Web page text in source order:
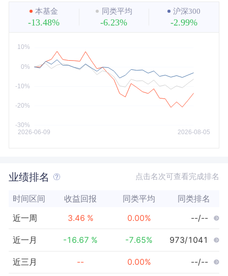
近3年
近5年
本基金
-13.48%
同类平均
-6.23%
沪深300
-2.99%
业绩排名 点击名次可查看完成排名
时间区间 收益回报 同类平均 同类排名
近一周 3.46 % 0.00% --/--
近一月 -16.67 % -7.65% 973/1041
近三月 -- 0.00% --/--